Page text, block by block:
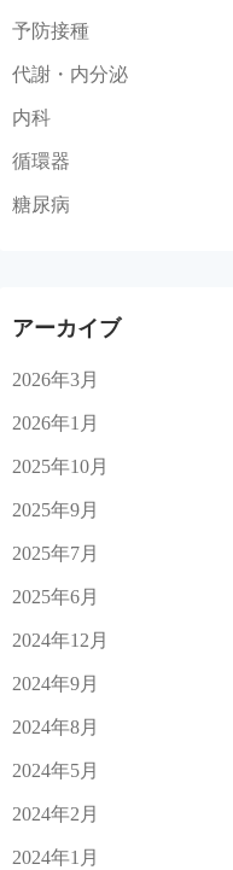
予防接種
代謝・内分泌
内科
循環器
糖尿病
アーカイブ
2026年3月
2026年1月
2025年10月
2025年9月
2025年7月
2025年6月
2024年12月
2024年9月
2024年8月
2024年5月
2024年2月
2024年1月